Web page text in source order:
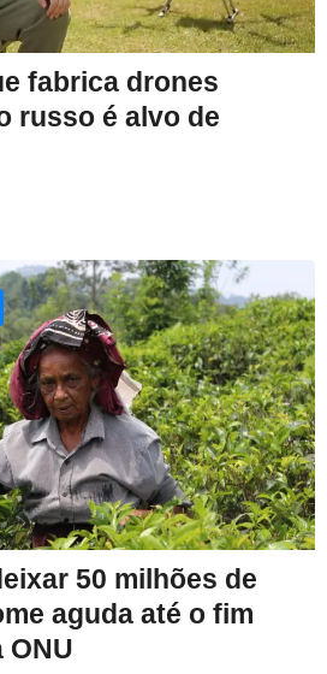
fabrica drones
russo é alvo de
50 milhões de
aguda até o fim
ONU